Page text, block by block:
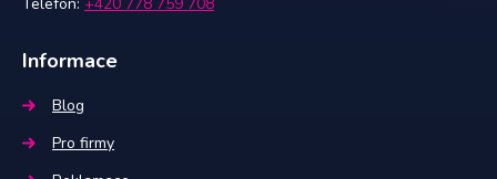
Informace
Blog
Pro firmy